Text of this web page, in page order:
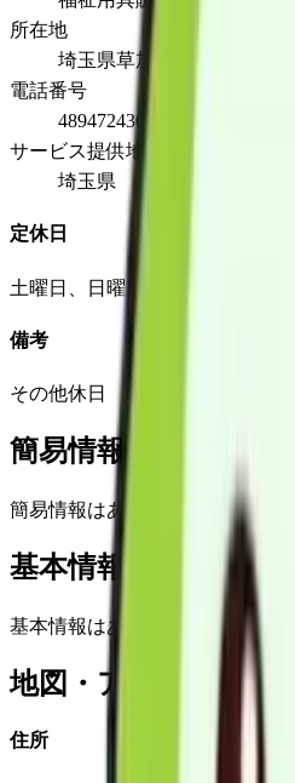
所在地
埼玉県草加市草加３－３
電話番号
489472430
サービス提供地域
埼玉県
定休日
土曜日、日曜日、祝日
備考
その他休日 8/13～8/16 12/29～
簡易情報
簡易情報はありません
基本情報(詳細)
基本情報はありません
地図・アクセス
住所